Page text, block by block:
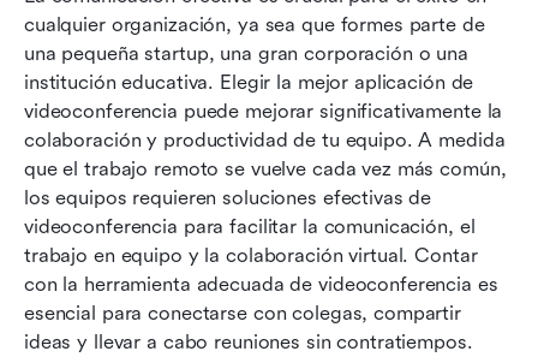
cualquier organización, ya sea que formes parte de
una pequeña startup, una gran corporación o una
institución educativa. Elegir la mejor aplicación de
videoconferencia puede mejorar significativamente la
colaboración y productividad de tu equipo. A medida
que el trabajo remoto se vuelve cada vez más común,
los equipos requieren soluciones efectivas de
videoconferencia para facilitar la comunicación, el
trabajo en equipo y la colaboración virtual. Contar
con la herramienta adecuada de videoconferencia es
esencial para conectarse con colegas, compartir
ideas y llevar a cabo reuniones sin contratiempos.
vistazo
Las 10 mejores soluciones de videoconferencia
Precios y planes: Qué esperar
¿Cuál herramienta de colaboración de video
deberías elegir?
Mejores prácticas para videoconferencias
Conclusión
Lectura relacionada